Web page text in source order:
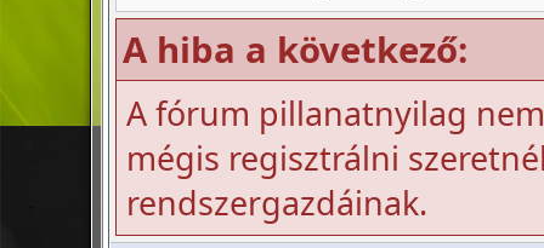
A hiba a következő:
A fórum pillanatnyilag
mégis regisztrálni
rendszergazdáinak.